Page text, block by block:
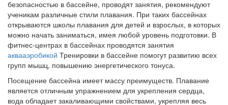
безопасностью в бассейне, проводят занятия, рекомендуют
ученикам различные стили плавания. При таких бассейнах
открываются школы плавания для детей и взрослых, в которых
можно начать заниматься, имея любой уровень подготовки. В
фитнес-центрах в бассейнах проводятся занятия
аквааэробикой Тренировки в бассейне помогут развитию всех
групп мышц, повышению энергетического тонуса.
Посещение бассейна имеет массу преимуществ. Плавание
является отличным упражнением для укрепления сердца,
вода обладает закаливающими свойствами, укрепляя весь